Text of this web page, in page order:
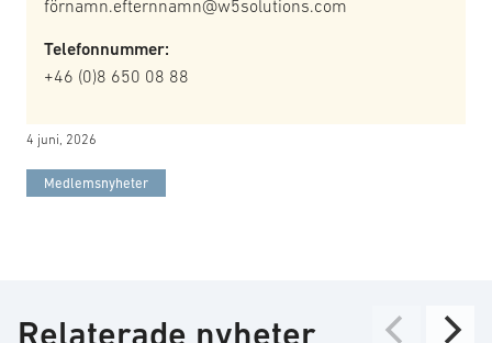
förnamn.efternnamn@w5solutions.com
Telefonnummer:
+46 (0)8 650 08 88
4 juni, 2026
Medlemsnyheter
Relaterade nyheter